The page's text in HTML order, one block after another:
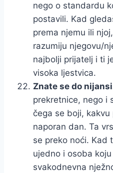
nego o standardu
postavili. Kad
prema njemu ili
razumiju njegovu/
najbolji prijatelj i ti
visoka ljestvica.
Znate se do
prekretnice, nego i
čega se boji,
naporan dan. Ta
se preko noći. Kad
ujedno i osoba
svakodnevna